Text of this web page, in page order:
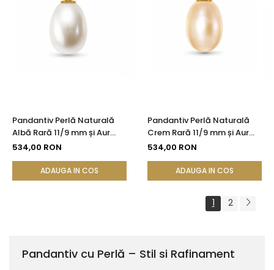
Pandantiv Perlă Naturală
Albă Rară 11/9 mm și Aur
Galben 14K (aur 585) |
534,00 RON
ADAUGA IN COS
Pandantiv Perlă Naturală
Crem Rară 11/9 mm și Aur
Galben 14K (aur 585) |
534,00 RON
ADAUGA IN COS
1 2
Pandantiv cu Perlă – Stil si Rafinament